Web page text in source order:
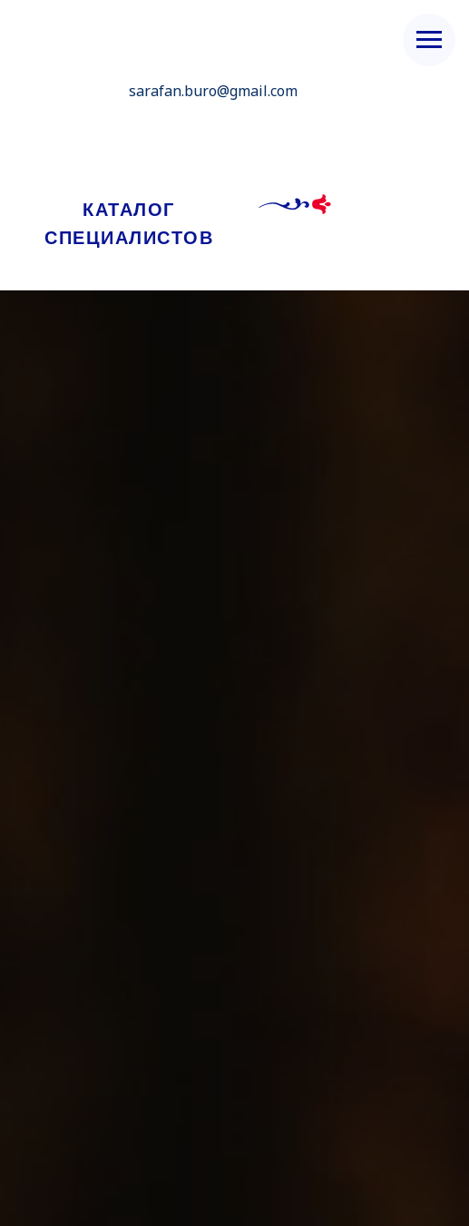
sarafan.buro@gmail.com
КАТАЛОГ
СПЕЦИАЛИСТОВ